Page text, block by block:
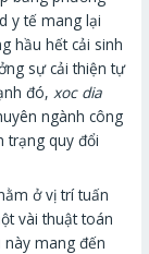
y tế mang lại
hầu hết cải sinh
sự cải thiện tự
đó, xoc dia
ngành công
trạng quy đổi
ở vị trí tuấn
vài thuật toán
mang đến